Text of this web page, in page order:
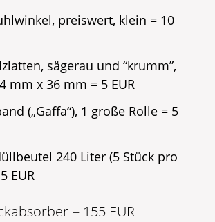
preiswert, klein = 10
sägerau und “krumm”,
mm x 36 mm = 5 EUR
(„Gaffa“), 1 große Rolle = 5
240 Liter (5 Stück pro
EUR
= 155 EUR